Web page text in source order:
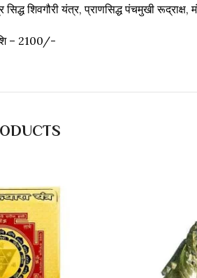
शिवगौरी यंत्र, प्राणसिद्ध पंचमुखी
– 2100/-